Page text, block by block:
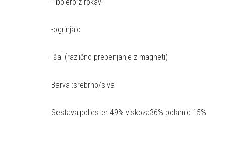
-ogrinjalo
-šal (različno prepenjanje z magneti)
Barva :srebrno/siva
Sestava:poliester 49% viskoza36% polamid 15%